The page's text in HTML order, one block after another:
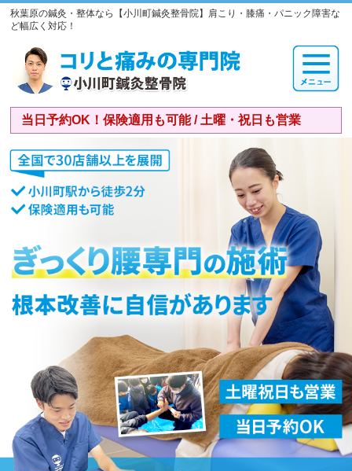
秋葉原の鍼灸・整体なら【小川町鍼灸整骨院】肩こり・膝痛・パニック障害な
ど幅広く対応！
当日予約OK！保険適用も可能 / 土曜・祝日も営業